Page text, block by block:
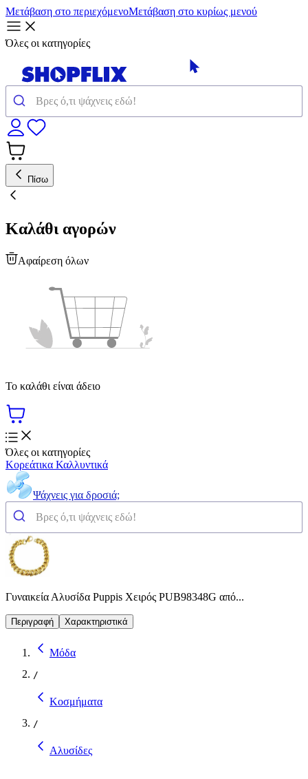
Μετάβαση στο περιεχόμενοΜετάβαση στο κυρίως μενού
Όλες οι κατηγορίες
Πίσω
Καλάθι αγορών
Αφαίρεση όλων
Το καλάθι είναι άδειο
Όλες οι κατηγορίες
Κορεάτικα Καλλυντικά
Ψάχνεις για δροσιά;
Γυναικεία Αλυσίδα Puppis Χειρός PUB98348G από...
Περιγραφή Χαρακτηριστικά
Μόδα
/
Κοσμήματα
/
Αλυσίδες